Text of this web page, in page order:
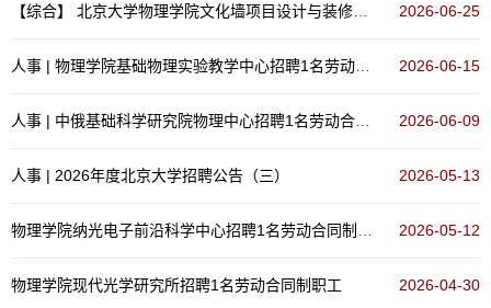
【综合】 北京大学物理学院文化墙项目设计与装修比选公告 2026-06-25
2026-06-15
2026-06-09
人事 | 2026年度北京大学招聘公告（三） 2026-05-13
2026-05-12
物理学院现代光学研究所招聘1名劳动合同制职工 2026-04-30